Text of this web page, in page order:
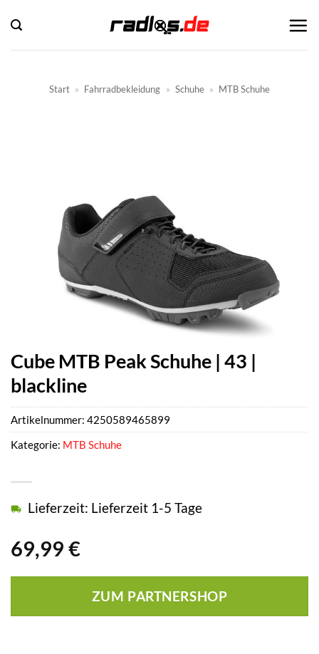
Inhalt
springen
Start » Fahrradbekleidung » Schuhe » MTB Schuhe
Cube MTB Peak Schuhe | 43 |
blackline
69,99 €
Lieferzeit: Lieferzeit 1-5 Tage
ZUM PARTNERSHOP
Artikelnummer: 4250589465899
Kategorie: MTB Schuhe